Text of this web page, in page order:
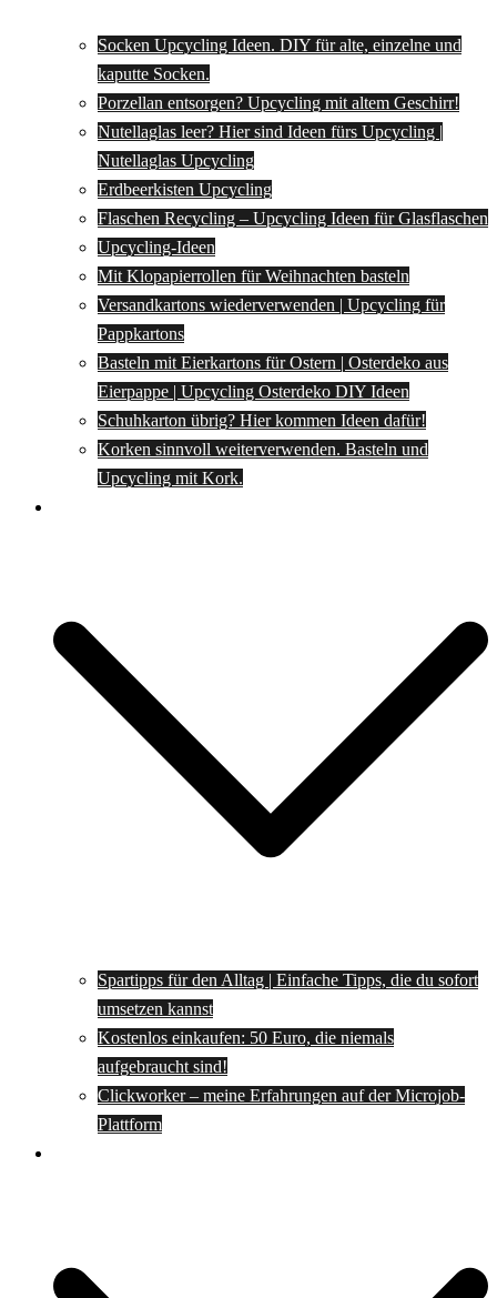
Socken Upcycling Ideen. DIY für alte, einzelne und
kaputte Socken.
Porzellan entsorgen? Upcycling mit altem Geschirr!
Nutellaglas leer? Hier sind Ideen fürs Upcycling |
Nutellaglas Upcycling
Erdbeerkisten Upcycling
Flaschen Recycling – Upcycling Ideen für Glasflaschen
Upcycling-Ideen
Mit Klopapierrollen für Weihnachten basteln
Versandkartons wiederverwenden | Upcycling für
Pappkartons
Basteln mit Eierkartons für Ostern | Osterdeko aus
Eierpappe | Upcycling Osterdeko DIY Ideen
Schuhkarton übrig? Hier kommen Ideen dafür!
Korken sinnvoll weiterverwenden. Basteln und
Upcycling mit Kork.
Spartipps für den Alltag | Einfache Tipps, die du sofort
umsetzen kannst
Kostenlos einkaufen: 50 Euro, die niemals
aufgebraucht sind!
Clickworker – meine Erfahrungen auf der Microjob-
Plattform